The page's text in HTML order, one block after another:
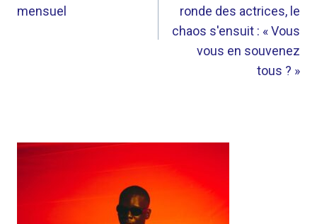
mensuel
ronde des actrices, le
chaos s'ensuit : « Vous
vous en souvenez
tous ? »